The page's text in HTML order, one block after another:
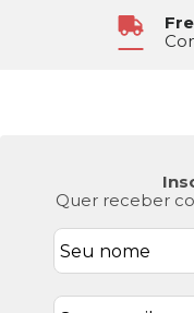
Quer receber